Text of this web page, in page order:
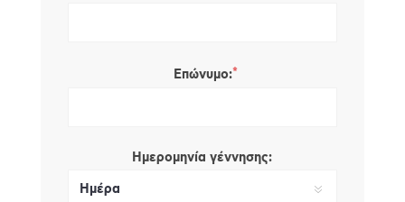
Επώνυμο:*
Ημερομηνία γέννησης: